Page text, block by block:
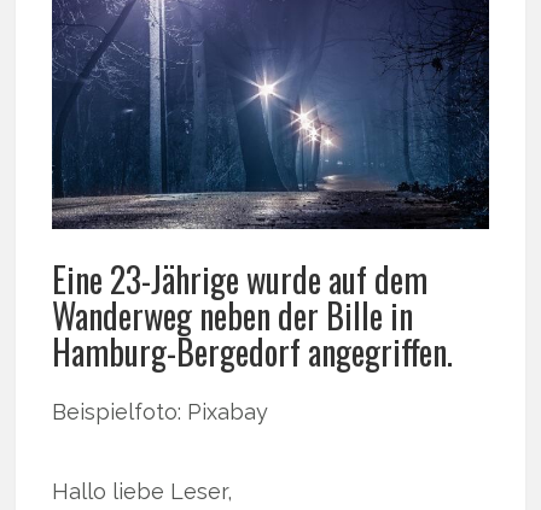
Eine 23-Jährige wurde auf dem
Wanderweg neben der Bille in
Hamburg-Bergedorf angegriffen.
Beispielfoto: Pixabay
Hallo liebe Leser,